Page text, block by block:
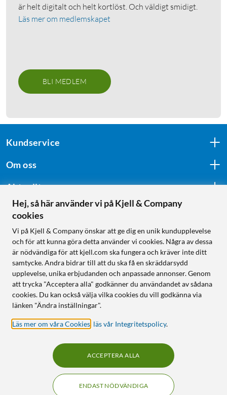
är helt digitalt och helt kortlöst. Och väldigt smidigt.
Läs mer om medlemskapet
BLI MEDLEM
Kundservice
Om oss
Aktuellt
Följ oss
Handla från:
Sverige
Norge
KUNSKAP OCH TILLBEHÖR TILL
Hej, så här använder vi på Kjell & Company
cookies
Vi på Kjell & Company önskar att ge dig en unik kundupplevelse
och för att kunna göra detta använder vi cookies. Några av dessa
är nödvändiga för att kjell.com ska fungera och kräver inte ditt
samtycke. Andra bidrar till att du ska få en skräddarsydd
upplevelse, unika erbjudanden och anpassade annonser. Genom
att trycka "Acceptera alla" godkänner du användandet av sådana
cookies. Du kan också välja vilka cookies du vill godkänna via
länken "Ändra inställningar".
Läs mer om våra Cookies läs vår Integritetspolicy.
ENDAST NÖDVÄNDIGA
ACCEPTERA ALLA